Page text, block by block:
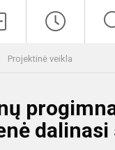
Projektinė veikla
dalinasi